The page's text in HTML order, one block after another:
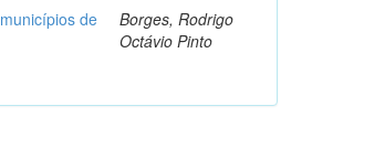
de
Borges, Rodrigo
Octávio Pinto